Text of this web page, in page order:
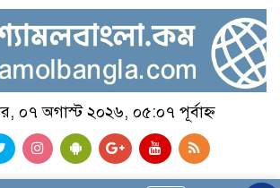
০৭ অগাস্ট ২০২৬, ০৫:০৭ পূর্বাহ্ন